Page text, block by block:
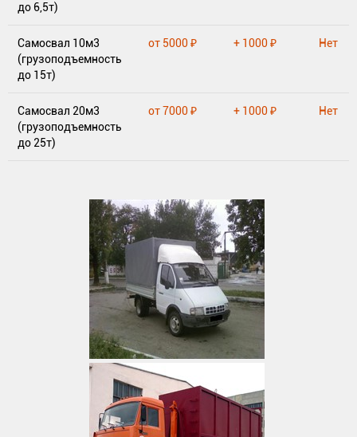
до 6,5т)
Самосвал 10м3
(грузоподъемность
до 15т)
от 5000 ₽ + 1000 ₽ Нет
Самосвал 20м3
(грузоподъемность
до 25т)
от 7000 ₽ + 1000 ₽ Нет